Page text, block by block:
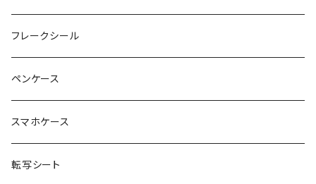
noza
YUKI
DESIGN CAFE
フレークシール
ペンケース
スマホケース
転写シート